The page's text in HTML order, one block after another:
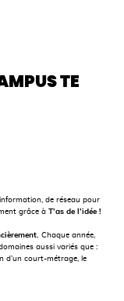
TE
de réseau pour
grâce à T’as de l’idée !
Chaque année,
aussi variés que :
d’un court-métrage, le